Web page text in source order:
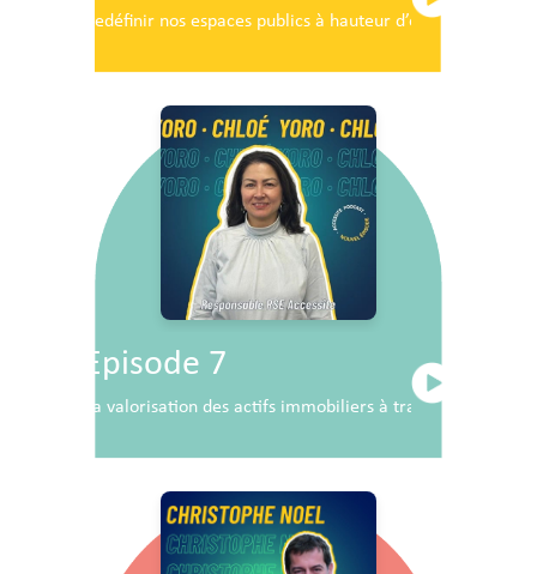
Redéfinir nos espaces publics à hauteur d’enfants
Episode 7
La valorisation des actifs immobiliers à travers la RSE